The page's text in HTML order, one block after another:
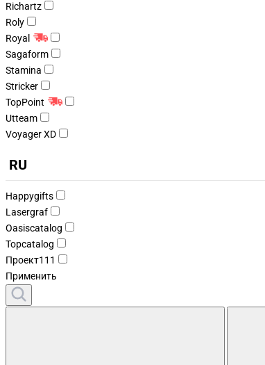
Richartz
Roly
Royal
Sagaform
Stamina
Stricker
TopPoint
Utteam
Voyager XD
RU
Happygifts
Lasergraf
Oasiscatalog
Topcatalog
Проект111
Применить